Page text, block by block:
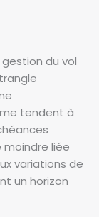
du vol
tendent à
liée
variations de
un horizon